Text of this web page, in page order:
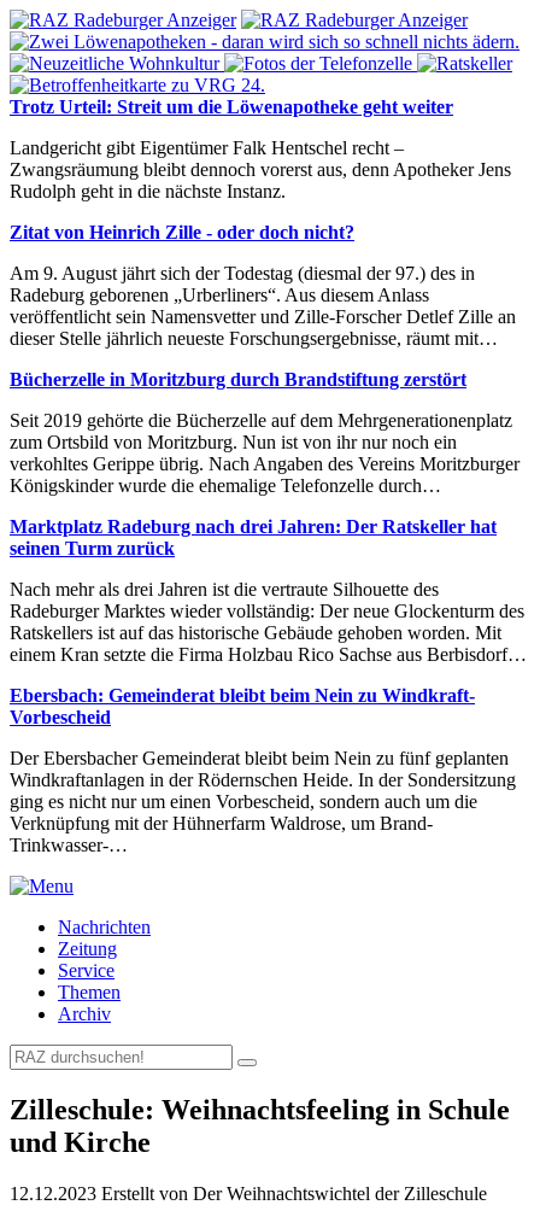
Trotz Urteil: Streit um die Löwenapotheke geht weiter
Landgericht gibt Eigentümer Falk Hentschel recht –
Zwangsräumung bleibt dennoch vorerst aus, denn Apotheker Jens
Rudolph geht in die nächste Instanz.
Zitat von Heinrich Zille - oder doch nicht?
Am 9. August jährt sich der Todestag (diesmal der 97.) des in
Radeburg geborenen „Urberliners“. Aus diesem Anlass
veröffentlicht sein Namensvetter und Zille-Forscher Detlef Zille an
dieser Stelle jährlich neueste Forschungsergebnisse, räumt mit…
Bücherzelle in Moritzburg durch Brandstiftung zerstört
Seit 2019 gehörte die Bücherzelle auf dem Mehrgenerationenplatz
zum Ortsbild von Moritzburg. Nun ist von ihr nur noch ein
verkohltes Gerippe übrig. Nach Angaben des Vereins Moritzburger
Königskinder wurde die ehemalige Telefonzelle durch…
Marktplatz Radeburg nach drei Jahren: Der Ratskeller hat
seinen Turm zurück
Nach mehr als drei Jahren ist die vertraute Silhouette des
Radeburger Marktes wieder vollständig: Der neue Glockenturm des
Ratskellers ist auf das historische Gebäude gehoben worden. Mit
einem Kran setzte die Firma Holzbau Rico Sachse aus Berbisdorf…
Ebersbach: Gemeinderat bleibt beim Nein zu Windkraft-
Vorbescheid
Der Ebersbacher Gemeinderat bleibt beim Nein zu fünf geplanten
Windkraftanlagen in der Rödernschen Heide. In der Sondersitzung
ging es nicht nur um einen Vorbescheid, sondern auch um die
Verknüpfung mit der Hühnerfarm Waldrose, um Brand-
Trinkwasser-…
Nachrichten
Zeitung
Service
Themen
Archiv
Zilleschule: Weihnachtsfeeling in Schule
und Kirche
12.12.2023 Erstellt von Der Weihnachtswichtel der Zilleschule